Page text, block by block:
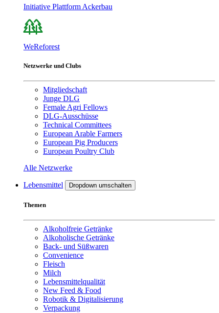
Initiative Plattform Ackerbau
WeReforest
Netzwerke und Clubs
Mitgliedschaft
Junge DLG
Female Agri Fellows
DLG-Ausschüsse
Technical Committees
European Arable Farmers
European Pig Producers
European Poultry Club
Alle Netzwerke
Lebensmittel Dropdown umschalten
Themen
Alkoholfreie Getränke
Alkoholische Getränke
Back- und Süßwaren
Convenience
Fleisch
Milch
Lebensmittelqualität
New Feed & Food
Robotik & Digitalisierung
Verpackung